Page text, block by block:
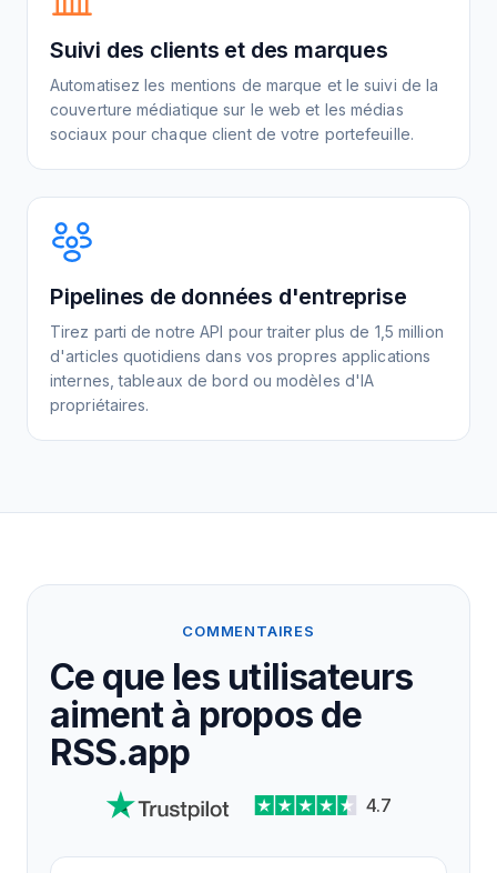
Suivi des clients et des marques
Automatisez les mentions de marque et le suivi de la
couverture médiatique sur le web et les médias
sociaux pour chaque client de votre portefeuille.
Pipelines de données d'entreprise
Tirez parti de notre API pour traiter plus de 1,5 million
d'articles quotidiens dans vos propres applications
internes, tableaux de bord ou modèles d'IA
propriétaires.
COMMENTAIRES
Ce que les utilisateurs
aiment à propos de
RSS.app
4.7